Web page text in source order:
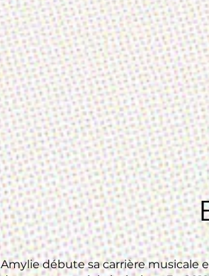
Amylie débute sa carrière musicale